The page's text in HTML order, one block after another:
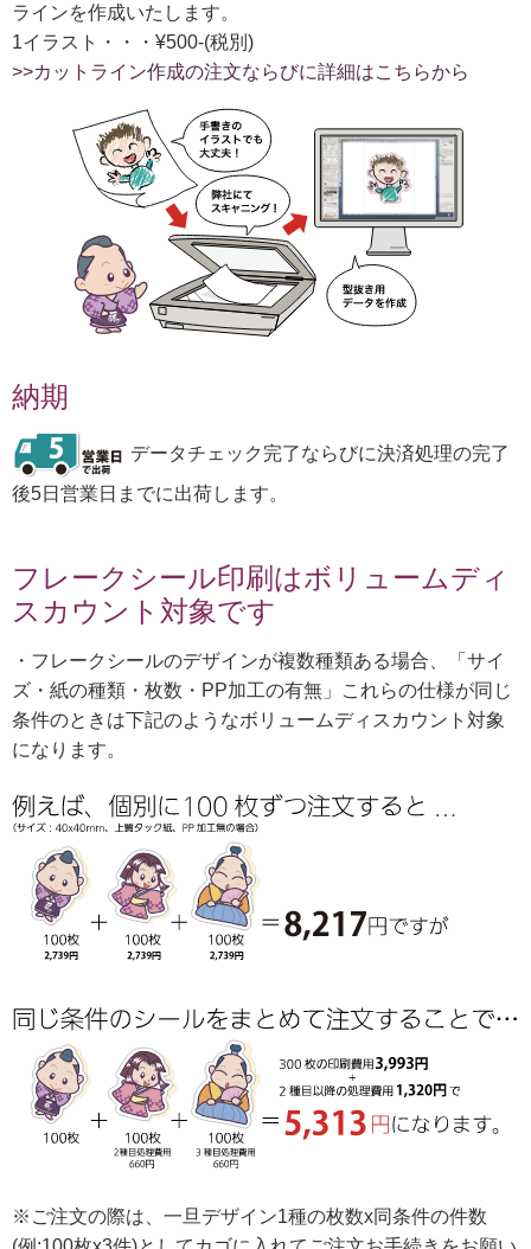
ラインを作成いたします。
1イラスト・・・¥500-(税別)
>>カットライン作成の注文ならびに詳細はこちらから
納期
データチェック完了ならびに決済処理の完了
後5日営業日までに出荷します。
フレークシール印刷はボリュームディ
スカウント対象です
・フレークシールのデザインが複数種類ある場合、「サイ
ズ・紙の種類・枚数・PP加工の有無」これらの仕様が同じ
条件のときは下記のようなボリュームディスカウント対象
になります。
※ご注文の際は、一旦デザイン1種の枚数x同条件の件数